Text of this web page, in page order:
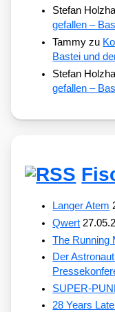
Stefan
gefallen –
Tammy zu
Bastei und
Stefan
gefallen –
Langer Atem
Qwert
The Running
Der
SUPER-
28 Years